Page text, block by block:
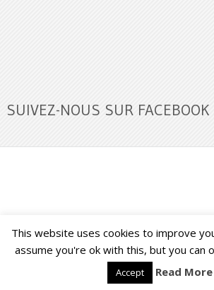
SUIVEZ-NOUS SUR FACEBOOK
Buzz Ultra Copyright © 2026.
This website uses cookies to improve
assume you're ok with this, but you can
Accept Read More
Français English ( Anglais)